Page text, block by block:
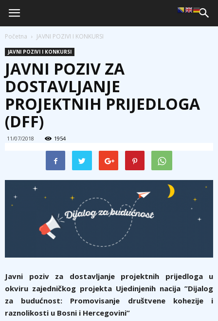
Početna JAVNI POZIVI I KONKURSI
JAVNI POZIVI I KONKURSI
JAVNI POZIV ZA
DOSTAVLJANJE
PROJEKTNIH PRIJEDLOGA
(DFF)
11/07/2018 1954
Javni poziv za dostavljanje projektnih prijedloga u
okviru zajedničkog projekta Ujedinjenih nacija ”Dijalog
za budućnost: Promovisanje društvene kohezije i
raznolikosti u Bosni i Hercegovini”